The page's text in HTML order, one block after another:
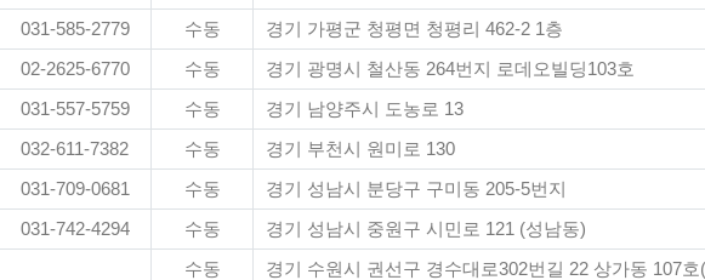
031-585-2779 수동 경기 가평군 청평면 청평리 462-2 1층
02-2625-6770 수동 경기 광명시 철산동 264번지 로데오빌딩103호
031-557-5759 수동 경기 남양주시 도농로 13
032-611-7382 수동 경기 부천시 원미로 130
031-709-0681 수동 경기 성남시 분당구 구미동 205-5번지
031-742-4294 수동 경기 성남시 중원구 시민로 121 (성남동)
수동 경기 수원시 권선구 경수대로302번길 22 상가동 107